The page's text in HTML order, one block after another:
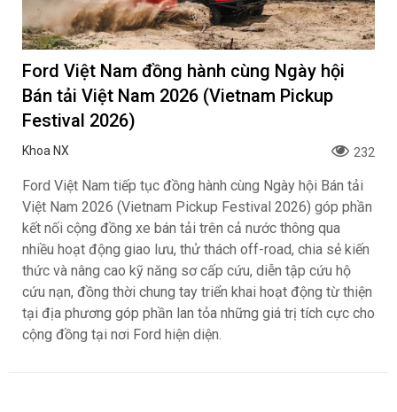
Ford Việt Nam đồng hành cùng Ngày hội
Bán tải Việt Nam 2026 (Vietnam Pickup
Festival 2026)
Khoa NX 232
Ford Việt Nam tiếp tục đồng hành cùng Ngày hội Bán tải
Việt Nam 2026 (Vietnam Pickup Festival 2026) góp phần
kết nối cộng đồng xe bán tải trên cả nước thông qua
nhiều hoạt động giao lưu, thử thách off-road, chia sẻ kiến
thức và nâng cao kỹ năng sơ cấp cứu, diễn tập cứu hộ
cứu nạn, đồng thời chung tay triển khai hoạt động từ thiện
tại địa phương góp phần lan tỏa những giá trị tích cực cho
cộng đồng tại nơi Ford hiện diện.